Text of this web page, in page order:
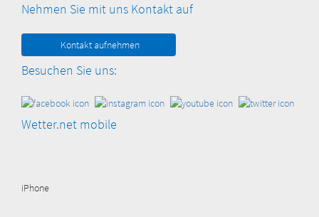
Nehmen Sie mit uns Kontakt auf
Kontakt aufnehmen
Besuchen Sie uns:
Wetter.net mobile
iPhone